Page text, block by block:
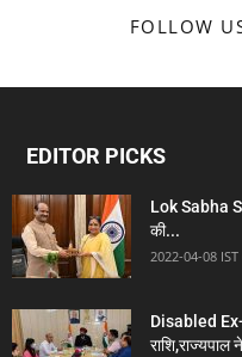
FOLLOW
EDITOR PICKS
Lok Sabha
की...
2022-04-08
Disabled Ex-
राशि,राज्यपाल